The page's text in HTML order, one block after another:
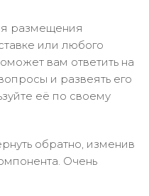
размещения
или любого
вам ответить на
и развеять его
её по своему
обратно, изменив
Очень